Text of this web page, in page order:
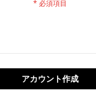
アカウント作成